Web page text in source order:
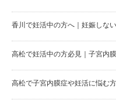
香川で妊活中の方へ｜妊娠しな
高松で妊活中の方必見｜子宮内
高松で子宮内膜症や妊活に悩む